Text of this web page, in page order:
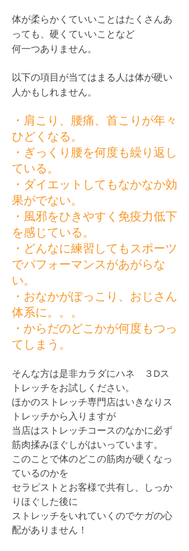
体が柔らかくていいことはたくさんあ
っても、硬くていいことなど
何一つありません。
以下の項目が当てはまる人は体が硬い
人かもしれません。
・肩こり、腰痛、首こりが年々
ひどくなる。
・ぎっくり腰を何度も繰り返し
ている。
・ダイエットしてもなかなか効
果がでない。
・風邪をひきやすく免疫力低下
を感じている。
・どんなに練習してもスポーツ
でパフォーマンスがあがらな
い。
・おなかがぽっこり、おじさん
体系に。。。
・からだのどこかが何度もつっ
てしまう。
そんな方は是非カラダにハネ ３Dス
トレッチをお試しください。
ほかのストレッチ専門店はいきなりス
トレッチから入りますが
当店はストレッチコースのなかに必ず
筋肉揉みほぐしがはいっています。
このことで体のどこの筋肉が硬くなっ
ているのかを
セラピストとお客様で共有し、しっか
りほぐした後に
ストレッチをいれていくのでケガの心
配がありません！